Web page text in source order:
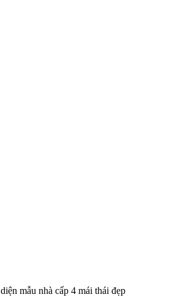
mẫu nhà cấp 4 mái thái đẹp